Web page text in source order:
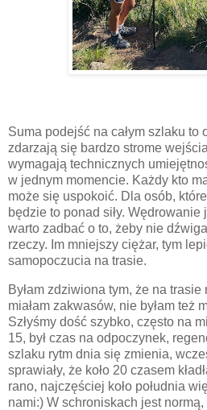
Suma podejść na całym szlaku to
zdarzają się bardzo strome
wymagają technicznych
w jednym momencie. Każdy kto
może się uspokoić. Dla osób,
będzie to ponad siły.
warto zadbać o to, żeby nie
rzeczy. Im mniejszy ciężar, tym
samopoczucia na trasie.
Byłam zdziwiona tym, że na
miałam zakwasów, nie byłam też
Szłyśmy dość szybko, często na
15, był czas na odpoczynek,
szlaku rytm dnia się zmienia,
sprawiały, że koło 20 czasem
rano, najczęściej koło południa
nami:) W schroniskach jest